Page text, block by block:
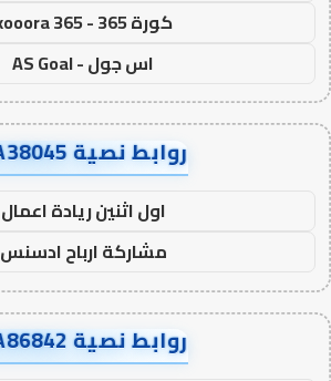
كورة 365 - kooora 365
اس جول - AS Goal
روابط نصية AA38045
اول اثنين ريادة اعمال
مشاركة ارباح ادسنس
روابط نصية AA86842